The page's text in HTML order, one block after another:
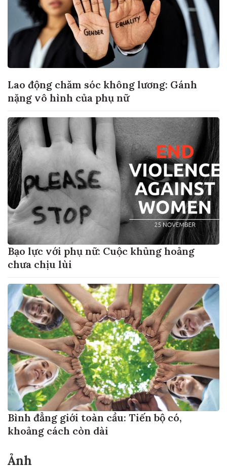
Lao động chăm sóc không lương: Gánh
nặng vô hình của phụ nữ
Bạo lực với phụ nữ: Cuộc khủng hoảng
chưa chịu lùi
Bình đẳng giới toàn cầu: Tiến bộ có,
khoảng cách còn dài
Ảnh